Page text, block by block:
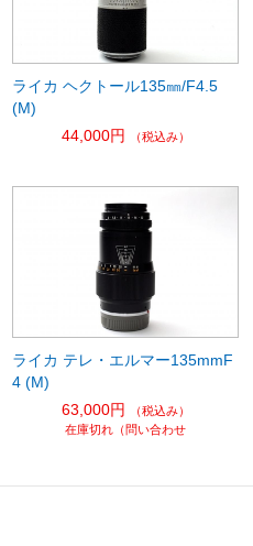
ライカ ヘクトール135㎜/F4.5
(M)
44,000円
（税込み）
ライカ テレ・エルマー135mmF
4 (M)
63,000円
（税込み）
在庫切れ（問い合わせ